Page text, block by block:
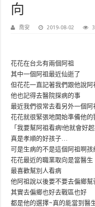
向
喬安 2019-08-02
花花在台北有兩個阿祖
其中一個阿祖最近仙逝了
但花花一直記著我們跟他說阿
他也記得去醫院探病的事
最近我們很常去看另外一個阿
花花就很緊張地開始準備他的
「我要幫阿祖看病!他就會好起
真是孝順的好孩子…
可是生病的不是這個阿祖啊孩
花花最近的職業取向是當醫生
最喜歡幫別人看病
他阿祖說以後要不要去偏鄉幫
其實去偏鄉也好去戰區也好
都是他的選擇~真的能當到醫